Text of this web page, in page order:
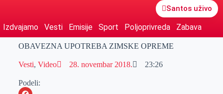
Santos uživo
Izdvajamo Vesti Emisije Sport Poljoprivreda Zabava
OBAVEZNA UPOTREBA ZIMSKE OPREME
Vesti, Video 28. novembar 2018. 23:26
Podeli: